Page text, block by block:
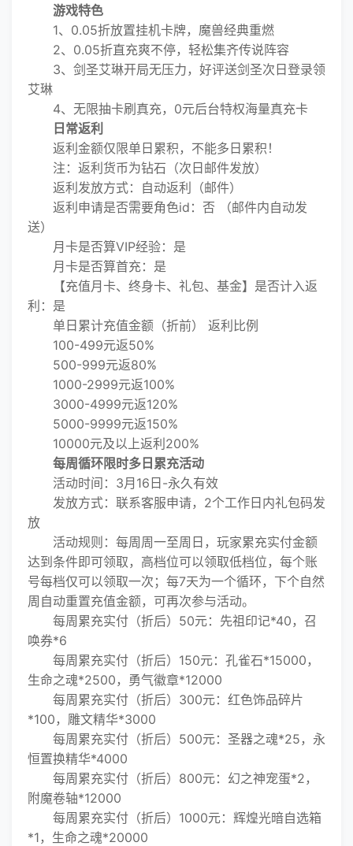
游戏特色
1、0.05折放置挂机卡牌，魔兽经典重燃
2、0.05折直充爽不停，轻松集齐传说阵容
3、剑圣艾琳开局无压力，好评送剑圣次日登录领
艾琳
4、无限抽卡刷真充，0元后台特权海量真充卡
日常返利
返利金额仅限单日累积，不能多日累积！
注：返利货币为钻石（次日邮件发放）
返利发放方式：自动返利（邮件）
返利申请是否需要角色id：否 （邮件内自动发
送）
月卡是否算VIP经验：是
月卡是否算首充：是
【充值月卡、终身卡、礼包、基金】是否计入返
利：是
单日累计充值金额（折前） 返利比例
100-499元返50%
500-999元返80%
1000-2999元返100%
3000-4999元返120%
5000-9999元返150%
10000元及以上返利200%
每周循环限时多日累充活动
活动时间：3月16日-永久有效
发放方式：联系客服申请，2个工作日内礼包码发
放
活动规则：每周周一至周日，玩家累充实付金额
达到条件即可领取，高档位可以领取低档位，每个账
号每档仅可以领取一次；每7天为一个循环，下个自然
周自动重置充值金额，可再次参与活动。
每周累充实付（折后）50元：先祖印记*40，召
唤券*6
每周累充实付（折后）150元：孔雀石*15000，
生命之魂*2500，勇气徽章*12000
每周累充实付（折后）300元：红色饰品碎片
*100，雕文精华*3000
每周累充实付（折后）500元：圣器之魂*25，永
恒置换精华*4000
每周累充实付（折后）800元：幻之神宠蛋*2，
附魔卷轴*12000
每周累充实付（折后）1000元：辉煌光暗自选箱
*1，生命之魂*20000